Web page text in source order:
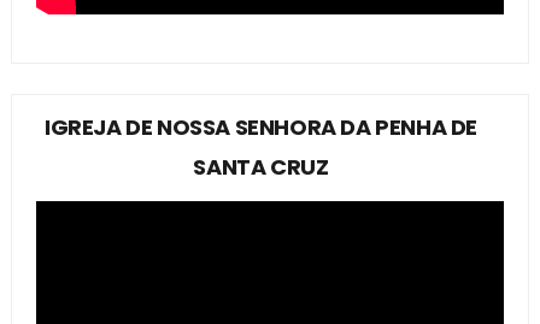
IGREJA DE NOSSA SENHORA DA PENHA DE
SANTA CRUZ